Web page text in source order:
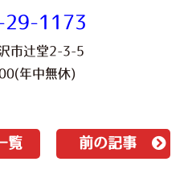
29-1173
市辻堂2-3-5
年中無休)
覧 前の記事